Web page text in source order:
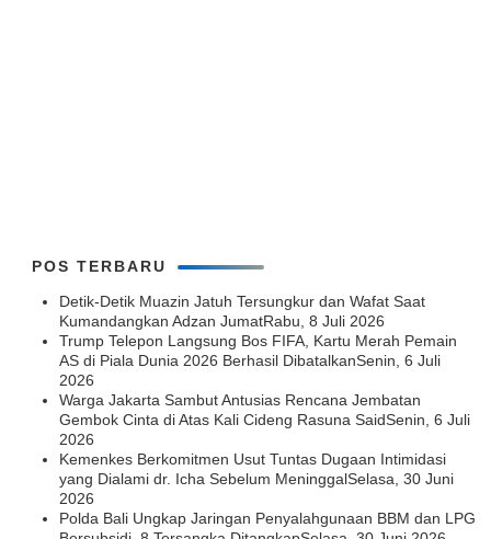
POS TERBARU
Detik-Detik Muazin Jatuh Tersungkur dan Wafat Saat
Kumandangkan Adzan JumatRabu, 8 Juli 2026
Trump Telepon Langsung Bos FIFA, Kartu Merah Pemain
AS di Piala Dunia 2026 Berhasil DibatalkanSenin, 6 Juli
2026
Warga Jakarta Sambut Antusias Rencana Jembatan
Gembok Cinta di Atas Kali Cideng Rasuna SaidSenin, 6 Juli
2026
Kemenkes Berkomitmen Usut Tuntas Dugaan Intimidasi
yang Dialami dr. Icha Sebelum MeninggalSelasa, 30 Juni
2026
Polda Bali Ungkap Jaringan Penyalahgunaan BBM dan LPG